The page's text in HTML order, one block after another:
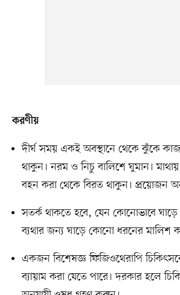
করণীয়
দীর্ঘ সময় একই অবস্থানে থেকে ঝুঁকে
থাকুন। নরম ও নিচু বালিশে ঘুমান।
বহন করা থেকে বিরত থাকুন। প্রয়োজন
সতর্ক থাকতে হবে, যেন কোনোভাবে ঘাড়ে
ব্যথার জন্য ঘাড়ে কোনো ধরনের মালিশ
একজন বিশেষজ্ঞ ফিজিওথেরাপি
ব্যায়াম করা যেতে পারে। দরকার হলে